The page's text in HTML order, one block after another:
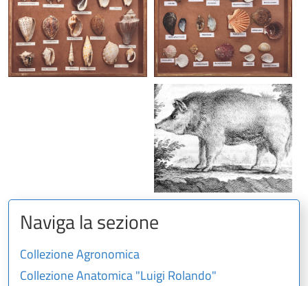
Naviga la sezione
Collezione Agronomica
Collezione Anatomica "Luigi Rolando"